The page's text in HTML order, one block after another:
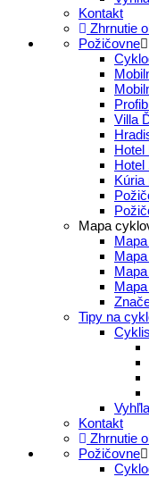
Kontakt
Zhrnutie
Požičovne
Villa
Hotel
Hotel
Kúria
Mapa
Tipy na
Kontakt
Zhrnutie
Požičovne